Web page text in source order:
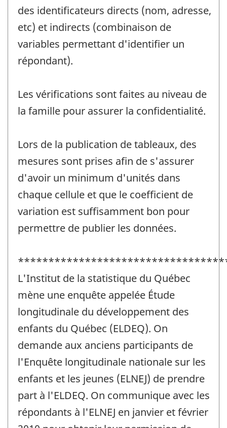
des identificateurs directs (nom, adresse,
etc) et indirects (combinaison de
variables permettant d'identifier un
répondant).
Les vérifications sont faites au niveau de
la famille pour assurer la confidentialité.
Lors de la publication de tableaux, des
mesures sont prises afin de s'assurer
d'avoir un minimum d'unités dans
chaque cellule et que le coefficient de
variation est suffisamment bon pour
permettre de publier les données.
L'Institut de la statistique du Québec
mène une enquête appelée Étude
longitudinale du développement des
enfants du Québec (ELDEQ). On
demande aux anciens participants de
l'Enquête longitudinale nationale sur les
enfants et les jeunes (ELNEJ) de prendre
part à l'ELDEQ. On communique avec les
répondants à l'ELNEJ en janvier et février